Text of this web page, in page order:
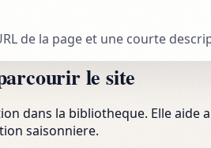
de la page et une courte
le site
dans la bibliotheque. Elle
saisonniere.